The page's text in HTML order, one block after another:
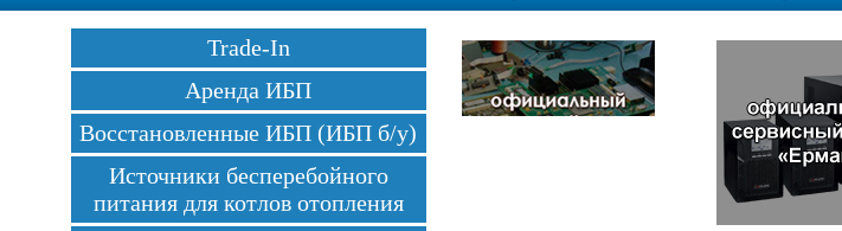
Trade-In
Аренда ИБП
Восстановленные ИБП (ИБП б/у)
Источники бесперебойного
питания для котлов отопления